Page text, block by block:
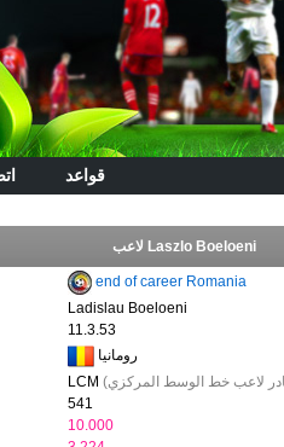
قواعد
لاعب Laszlo Boeloeni
end of career Romania
Ladislau Boeloeni
11.3.53
رومانيا
LCM
541
10.000